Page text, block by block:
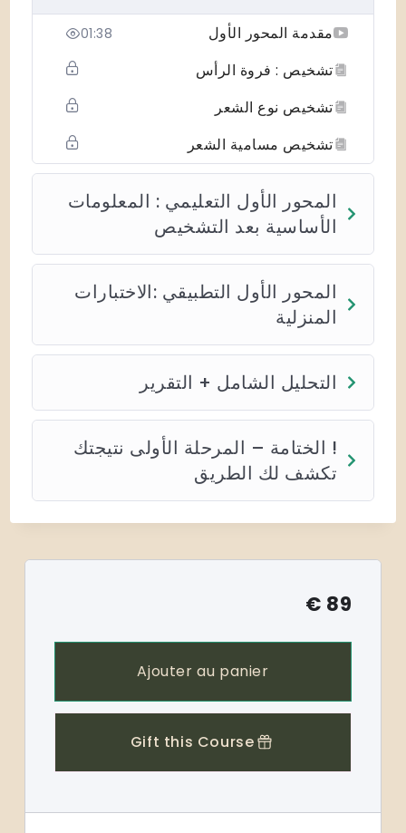
مقدمة المحور الأول 01:38
تشخيص : فروة الرأس
تشخيص نوع الشعر
تشخيص مسامية الشعر
المحور الأول التعليمي : المعلومات
الأساسية بعد التشخيص
المحور الأول التطبيقي :الاختبارات
المنزلية
التحليل الشامل + التقرير
! الختامة – المرحلة الأولى نتيجتك
تكشف لك الطريق
89
€
Ajouter au panier
Gift this Course